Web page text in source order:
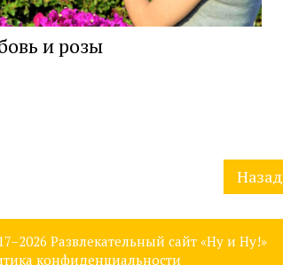
и розы
Назад
2026 Развлекательный сайт «Ну и Ну!»
конфиденциальности